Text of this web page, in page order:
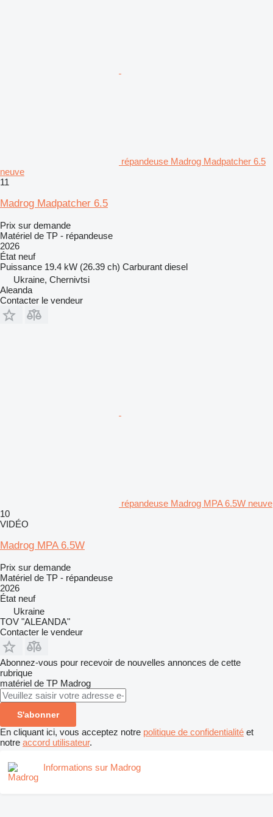
répandeuse Madrog Madpatcher 6.5
neuve
11
Madrog Madpatcher 6.5
Prix sur demande
Matériel de TP - répandeuse
2026
État neuf
Puissance 19.4 kW (26.39 ch) Carburant diesel
Ukraine, Chernivtsi
Aleanda
Contacter le vendeur
répandeuse Madrog MPA 6.5W neuve
10
VIDÉO
Madrog MPA 6.5W
Prix sur demande
Matériel de TP - répandeuse
2026
État neuf
Ukraine
TOV "ALEANDA"
Contacter le vendeur
Abonnez-vous pour recevoir de nouvelles annonces de cette
rubrique
matériel de TP Madrog
S'abonner
En cliquant ici, vous acceptez notre politique de confidentialité et
notre accord utilisateur.
Informations sur Madrog